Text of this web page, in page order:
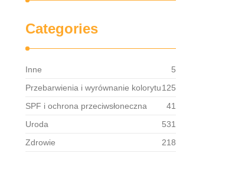
Categories
Inne
5
Przebarwienia i wyrównanie kolorytu125
SPF i ochrona przeciwsłoneczna
41
Uroda
531
Zdrowie
218